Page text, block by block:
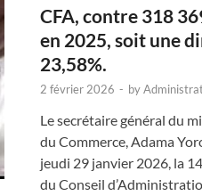
CFA, contre 318
en 2025, soit une
23,58%.
2 février 2026 - by
Le secrétaire général du
du Commerce, Adama
jeudi 29 janvier 2026, la
du Conseil